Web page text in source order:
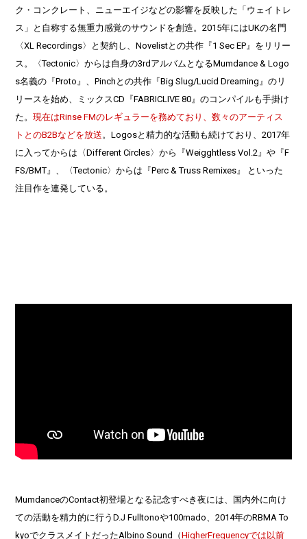
ク・コンクレート、ニューエイジなどの影響を反映した「ウェイトレ
ス」と自称する無重力感覚のサウンドを創造。2015年にはUKの名門
〈XL Recordings〉と契約し、Novelistとの共作『1 Sec EP』をリリー
ス。〈Tectonic〉からは自身の3rdアルバムとなるMumdance & Logo
s名義の『Proto』、Pinchとの共作『Big Slug/Lucid Dreaming』のリ
リースを始め、ミックスCD『FABRICLIVE 80』のコンパイルも手掛け
た。現在はRinse FMのレギュラーを務めており、数々のアーティス
トとのB2Bなどを放送。Logosと精力的な活動も続けており、2017年
に入ってからは〈Different Circles〉から『Weigghtless Vol.2』や『F
FS/BMT』、〈Tectonic〉からは『Perc & Truss Remixes』 といった
注目作を連発している。
MumdanceのContact初登場となる記念すべき夜には、国内外に向け
ての活動を精力的に行うD.J Fulltonoや100mado、2014年のRBMA To
kyoでクラスメイトだったAlbino Sound（HigherFrequencyでは以前